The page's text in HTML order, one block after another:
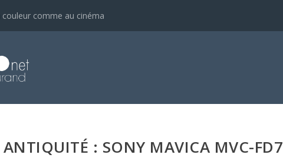
couleur comme au cinéma
ANTIQUITÉ : SONY MAVICA MVC-FD7